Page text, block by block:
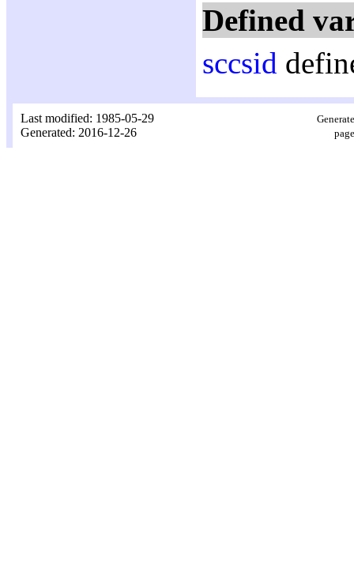
Defined
sccsid
Last modified: 1985-05-29
Generated: 2016-12-26